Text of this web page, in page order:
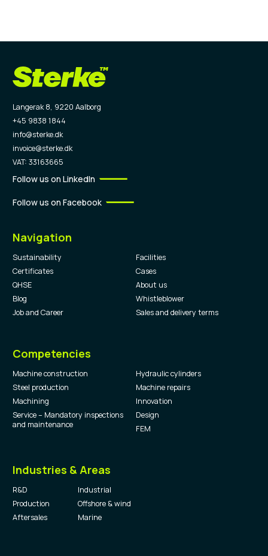
Langerak 8, 9220 Aalborg
+45 9838 1844
info@sterke.dk
invoice@sterke.dk
VAT: 33163665
Follow us on LinkedIn
Follow us on Facebook
Navigation
Sustainability
Certificates
QHSE
Blog
Job and Career
Facilities
Cases
About us
Whistleblower
Sales and delivery terms
Competencies
Machine construction
Steel production
Machining
Service – Mandatory inspections
and maintenance
Hydraulic cylinders
Machine repairs
Innovation
Design
FEM
Industries & Areas
R&D
Production
Aftersales
Industrial
Offshore & wind
Marine